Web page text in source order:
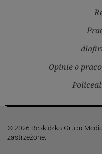
Opinie o
© 2026 Beskidzka Grupa
zastrzeżone.